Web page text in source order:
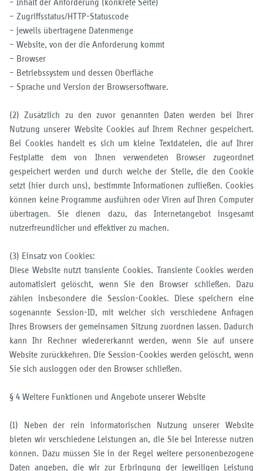
– Inhalt der Anforderung (konkrete Seite)
– Zugriffsstatus/HTTP-Statuscode
– jeweils übertragene Datenmenge
– Website, von der die Anforderung kommt
– Browser
– Betriebssystem und dessen Oberfläche
– Sprache und Version der Browsersoftware.
(2) Zusätzlich zu den zuvor genannten Daten werden bei Ihrer
Nutzung unserer Website Cookies auf Ihrem Rechner gespeichert.
Bei Cookies handelt es sich um kleine Textdateien, die auf Ihrer
Festplatte dem von Ihnen verwendeten Browser zugeordnet
gespeichert werden und durch welche der Stelle, die den Cookie
setzt (hier durch uns), bestimmte Informationen zufließen. Cookies
können keine Programme ausführen oder Viren auf Ihren Computer
übertragen. Sie dienen dazu, das Internetangebot insgesamt
nutzerfreundlicher und effektiver zu machen.
(3) Einsatz von Cookies:
Diese Website nutzt transiente Cookies. Transiente Cookies werden
automatisiert gelöscht, wenn Sie den Browser schließen. Dazu
zählen insbesondere die Session-Cookies. Diese speichern eine
sogenannte Session-ID, mit welcher sich verschiedene Anfragen
Ihres Browsers der gemeinsamen Sitzung zuordnen lassen. Dadurch
kann Ihr Rechner wiedererkannt werden, wenn Sie auf unsere
Website zurückkehren. Die Session-Cookies werden gelöscht, wenn
Sie sich ausloggen oder den Browser schließen.
§ 4 Weitere Funktionen und Angebote unserer Website
(1) Neben der rein informatorischen Nutzung unserer Website
bieten wir verschiedene Leistungen an, die Sie bei Interesse nutzen
können. Dazu müssen Sie in der Regel weitere personenbezogene
Daten angeben, die wir zur Erbringung der jeweiligen Leistung